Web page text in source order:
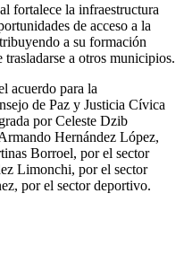
fortalece la infraestructura
de acceso a la
a su formación
a otros municipios.
acuerdo para la
de Paz y Justicia Cívica
por Celeste Dzib
Hernández López,
Borroel, por el sector
Limonchi, por el sector
por el sector deportivo.